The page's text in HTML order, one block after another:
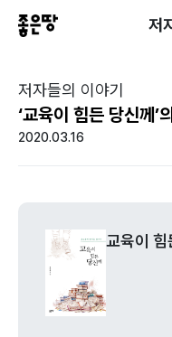
저
저자들의 이야기
‘교육이 힘든 당신께’
2020.03.16
교육이 힘